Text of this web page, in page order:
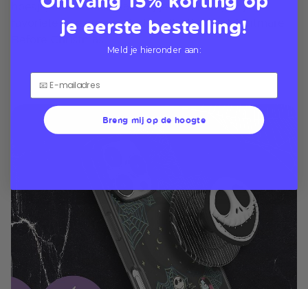
hoesje, zodat deze past bij je stemming of je
favoriete personage uit de collectie The Nightmare
Before Christmas
je eerste bestelling!
Meld je hieronder aan:
Breng mij op de hoogte